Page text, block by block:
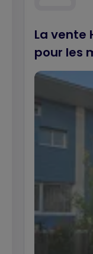
La vente
pour les